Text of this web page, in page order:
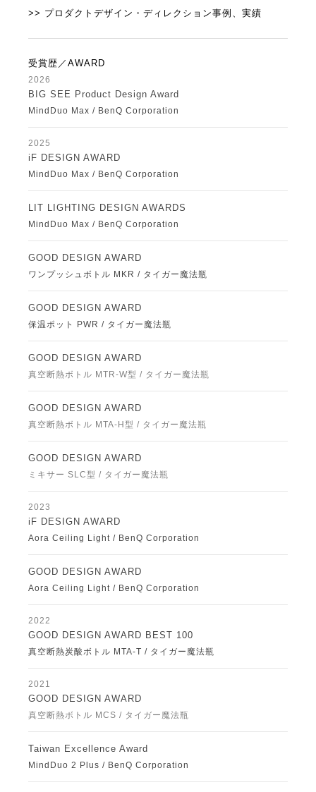
>> プロダクトデザイン・ディレクション事例、実績
受賞歴／AWARD
2026
BIG SEE Product Design Award
MindDuo Max / BenQ Corporation
2025
iF DESIGN AWARD
MindDuo Max / BenQ Corporation
LIT LIGHTING DESIGN AWARDS
MindDuo Max / BenQ Corporation
GOOD DESIGN AWARD
ワンプッシュボトル MKR / タイガー魔法瓶
GOOD DESIGN AWARD
保温ポット PWR / タイガー魔法瓶
GOOD DESIGN AWARD
真空断熱ボトル MTR-W型 / タイガー魔法瓶
GOOD DESIGN AWARD
真空断熱ボトル MTA-H型 / タイガー魔法瓶
GOOD DESIGN AWARD
ミキサー SLC型 / タイガー魔法瓶
2023
iF DESIGN AWARD
Aora Ceiling Light / BenQ Corporation
GOOD DESIGN AWARD
Aora Ceiling Light / BenQ Corporation
2022
GOOD DESIGN AWARD BEST 100
真空断熱炭酸ボトル MTA-T / タイガー魔法瓶
2021
GOOD DESIGN AWARD
真空断熱ボトル MCS / タイガー魔法瓶
Taiwan Excellence Award
MindDuo 2 Plus / BenQ Corporation